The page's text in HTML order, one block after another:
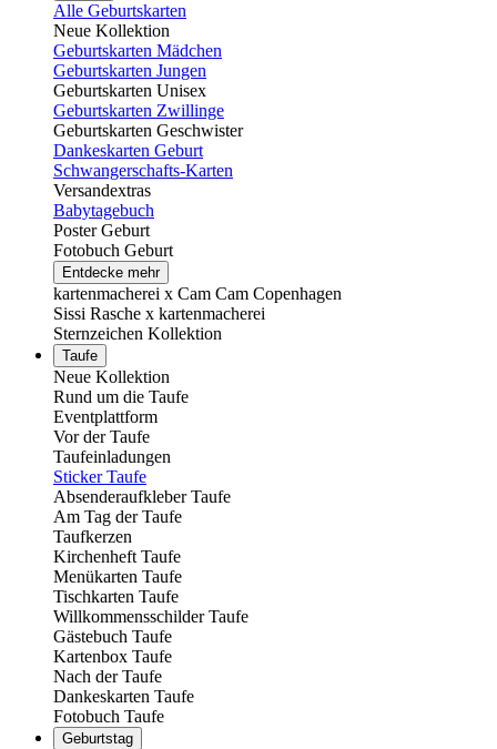
Alle Geburtskarten
Neue Kollektion
Geburtskarten Mädchen
Geburtskarten Jungen
Geburtskarten Unisex
Geburtskarten Zwillinge
Geburtskarten Geschwister
Dankeskarten Geburt
Schwangerschafts-Karten
Versandextras
Babytagebuch
Poster Geburt
Fotobuch Geburt
Entdecke mehr
kartenmacherei x Cam Cam Copenhagen
Sissi Rasche x kartenmacherei
Sternzeichen Kollektion
Taufe
Neue Kollektion
Rund um die Taufe
Eventplattform
Vor der Taufe
Taufeinladungen
Sticker Taufe
Absenderaufkleber Taufe
Am Tag der Taufe
Taufkerzen
Kirchenheft Taufe
Menükarten Taufe
Tischkarten Taufe
Willkommensschilder Taufe
Gästebuch Taufe
Kartenbox Taufe
Nach der Taufe
Dankeskarten Taufe
Fotobuch Taufe
Geburtstag